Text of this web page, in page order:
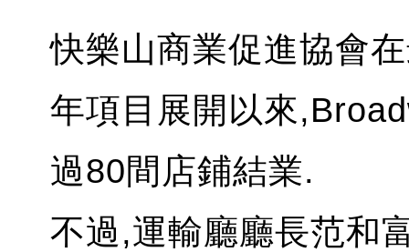
快樂山商業促進協會
年項目展開以來
過80間店鋪結業.
不過,運輸廳廳長范和